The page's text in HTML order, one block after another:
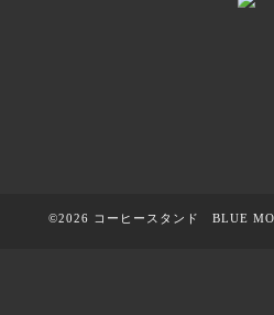
©2026 コーヒースタンド BLUE